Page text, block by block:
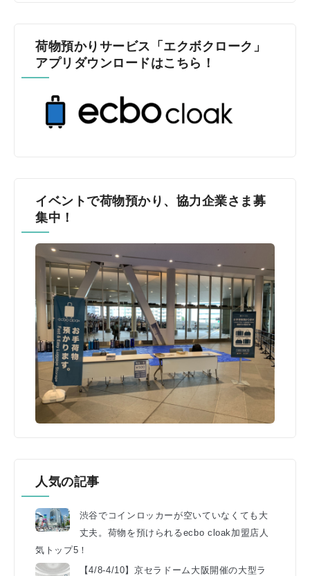
荷物預かりサービス「エクボクローク」
アプリダウンロードはこちら！
イベントで荷物預かり、協力企業さま募
集中！
人気の記事
渋谷でコインロッカーが空いていなくても大
丈夫。荷物を預けられるecbo cloak加盟店人
気トップ5！
【4/8-4/10】京セラドーム大阪開催の大型ラ